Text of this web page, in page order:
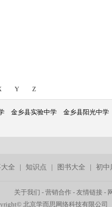
Y Z
金乡县实验中学
金乡县阳光中学
全 |知识点 图书大全 |初中
关于我们 -营销合作 -友情链接 -
北京学而思网络科技有限公司